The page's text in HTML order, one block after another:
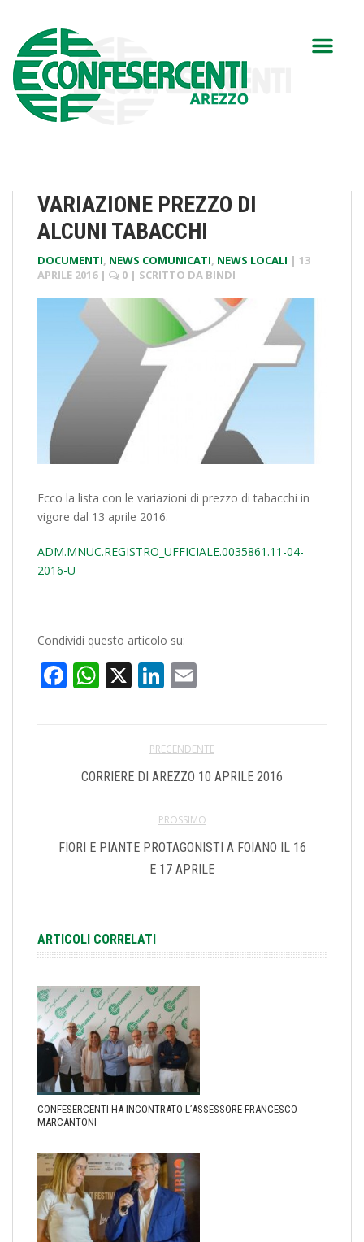
VARIAZIONE PREZZO DI
ALCUNI TABACCHI
DOCUMENTI, NEWS COMUNICATI, NEWS LOCALI | 13
APRILE 2016 | 0 | SCRITTO DA BINDI
Ecco la lista con le variazioni di prezzo di tabacchi in
vigore dal 13 aprile 2016.
ADM.MNUC.REGISTRO_UFFICIALE.0035861.11-04-
2016-U
Condividi questo articolo su:
Facebook
WhatsApp
X LinkedIn
PRECENDENTE
CORRIERE DI AREZZO 10 APRILE 2016
PROSSIMO
FIORI E PIANTE PROTAGONISTI A FOIANO IL 16
E 17 APRILE
ARTICOLI CORRELATI
CONFESERCENTI HA INCONTRATO L’ASSESSORE FRANCESCO
MARCANTONI